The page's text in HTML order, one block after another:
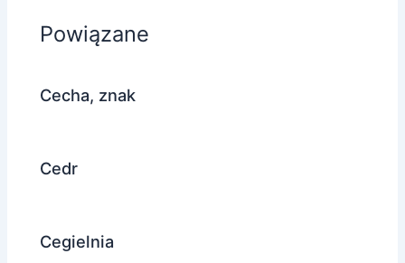
Powiązane
Cecha, znak
Cedr
Cegielnia